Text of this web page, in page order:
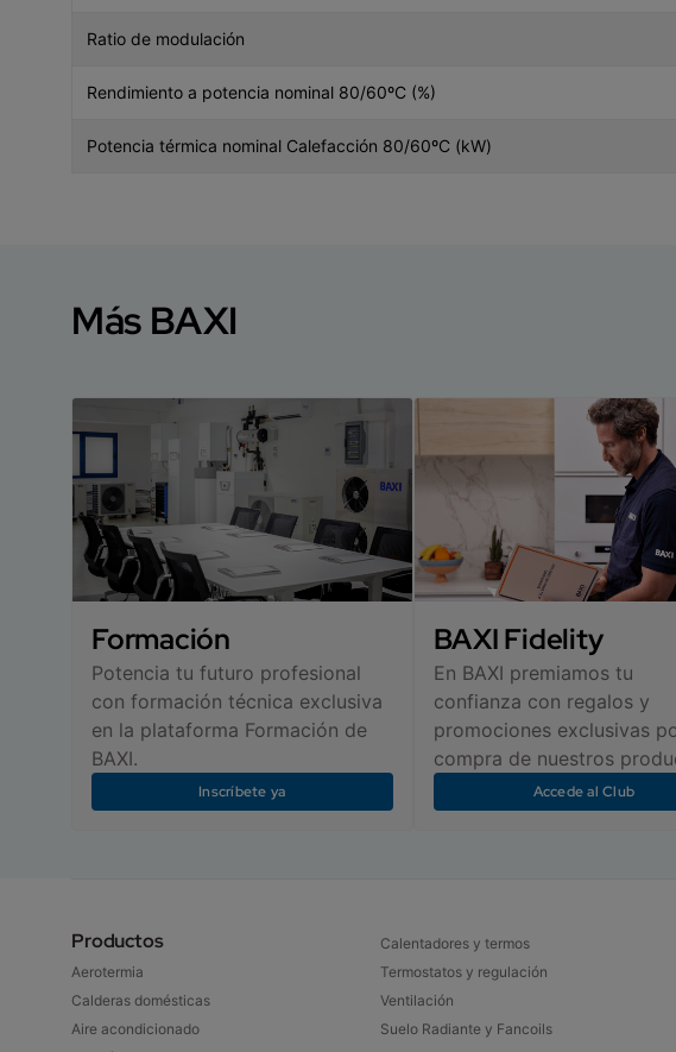
Ratio de modulación
Rendimiento a potencia nominal 80/60ºC (%)
Potencia térmica nominal Calefacción 80/60ºC (kW)
Más BAXI
Formación
Potencia tu futuro profesional
con formación técnica exclusiva
en la plataforma Formación de
BAXI.
Inscríbete ya
BAXI Fidelity
En BAXI premiamos tu
confianza con regalos y
promociones exclusivas
compra de nuestros
Accede al Club
Productos
Aerotermia
Calderas domésticas​
Aire acondicionado​
Calentadores y termos
Termostatos y regulación​
Ventilación
Suelo Radiante y Fancoils